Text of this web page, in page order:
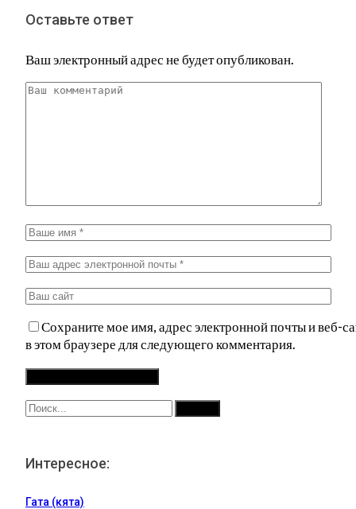
Оставьте ответ
Ваш электронный адрес не будет опубликован.
Сохраните мое имя, адрес электронной почты и веб-
в этом браузере для следующего комментария.
Интересное:
Гата (кята)